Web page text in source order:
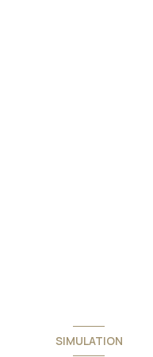
SIMULATION